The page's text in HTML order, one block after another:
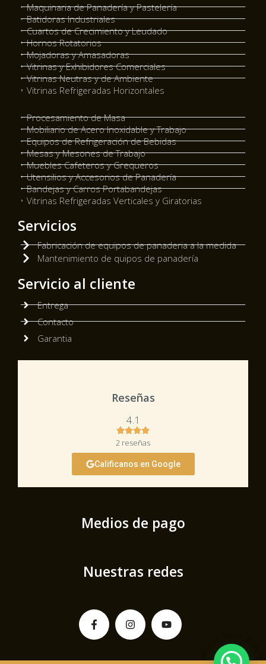
Maquinaria de Panadería y Pastelería
Batidoras Industriales
Cuartos de Crecimiento y Leudado
Hornos Rotatorios
Mojadoras y Amasadoras
Vitrinas y Exhibidores Comerciales
Vitrinas Neutras y de Ambiente
Vitrinas Refrigeradas Horizontales
Procesamiento de Masa
Mobiliario de Acero Inoxidable y Trabajo
Equipos de Refrigeración de Bebidas
Mesas y Mesones de Trabajo
Muebles Cafeteros y Grequeros
Utensilios y Accesorios de Panadería
Bandejas y Carros Portabandejas
Vitrinas Refrigeradas Verticales y Giratorias
Servicios
Fabricación de equipos de panaderia a la medida
Mantenimiento de quipos de panadería
Servicio al cliente
Entrega
Contacto
Garantia
Reseñas
4.1
2 reseñas
Calificanos en Google
Medios de pago
Nuestras redes
f